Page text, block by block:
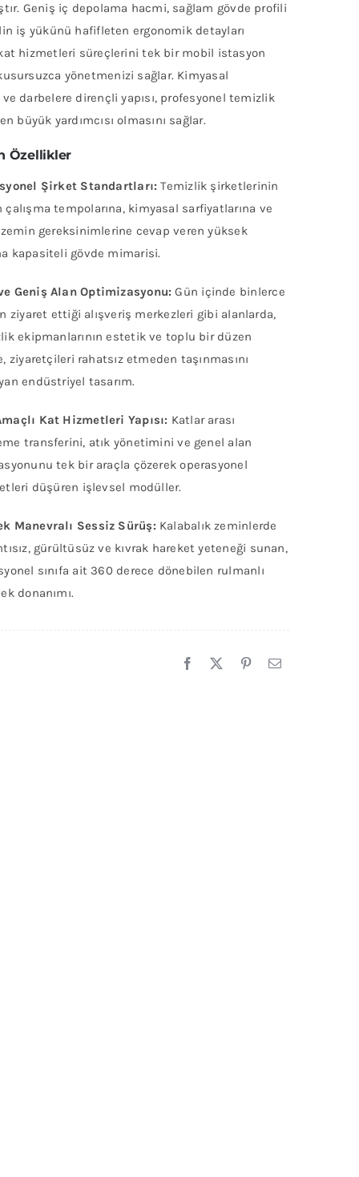
Geniş iç depolama hacmi, sağlam gövde profili
iş yükünü hafifleten ergonomik detayları
hizmetleri süreçlerini tek bir mobil istasyon
yönetmenizi sağlar. Kimyasal
ve darbelere dirençli yapısı, profesyonel temizlik
büyük yardımcısı olmasını sağlar.
Özellikler
Şirket Standartları: Temizlik şirketlerinin
çalışma tempolarına, kimyasal sarfiyatlarına ve
zemin gereksinimlerine cevap veren yüksek
kapasiteli gövde mimarisi.
Geniş Alan Optimizasyonu: Gün içinde binlerce
ziyaret ettiği alışveriş merkezleri gibi alanlarda,
ekipmanlarının estetik ve toplu bir düzen
ziyaretçileri rahatsız etmeden taşınmasını
endüstriyel tasarım.
Kat Hizmetleri Yapısı: Katlar arası
transferini, atık yönetimini ve genel alan
tek bir araçla çözerek operasyonel
düşüren işlevsel modüller.
Manevralı Sessiz Sürüş: Kalabalık zeminlerde
gürültüsüz ve kıvrak hareket yeteneği sunan,
sınıfa ait 360 derece dönebilen rulmanlı
donanımı.